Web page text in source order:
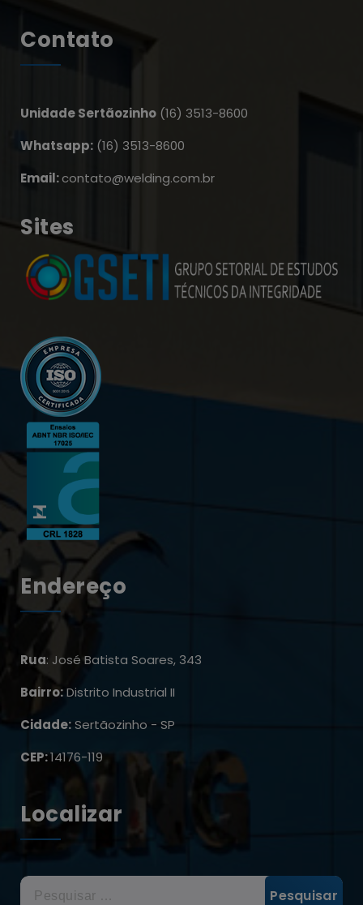
Contato
Unidade Sertãozinho (16) 3513-8600
Whatsapp: (16) 3513-8600
Email:contato@welding.com.br
Sites
Endereço
Rua: José Batista Soares, 343
Bairro:Distrito Industrial II
Cidade:Sertãozinho - SP
CEP:14176-119
Localizar
Pesquisar